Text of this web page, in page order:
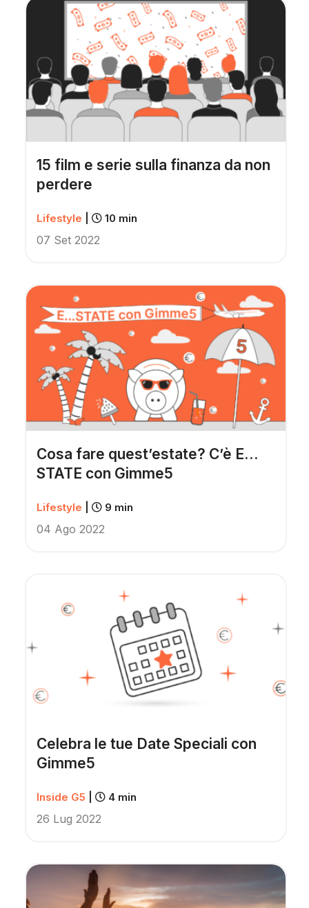
15 film e serie sulla finanza da non
perdere
Lifestyle 10 min
07 Set 2022
Cosa fare quest’estate? C’è E…
STATE con Gimme5
Lifestyle 9 min
04 Ago 2022
Celebra le tue Date Speciali con
Gimme5
Inside G5 4 min
26 Lug 2022